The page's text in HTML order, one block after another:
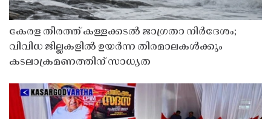
കേരള തീരത്ത് കള്ളക്കടൽ ജാഗ്രതാ നിർദേശം;
വിവിധ ജില്ലകളിൽ ഉയർന്ന തിരമാലകൾക്കും
കടലാക്രമണത്തിന് സാധ്യത